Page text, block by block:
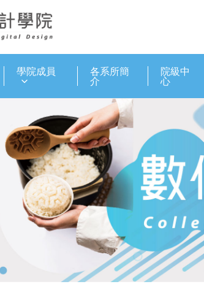
學院成員 各系所簡
介
院級中
心